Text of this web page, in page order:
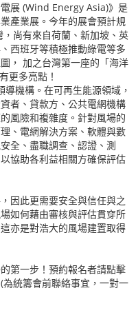
展 (Wind Energy Asia)》是
產業展。今年的展會預計規
尚有來自荷蘭、新加坡、英
西班牙等積極推動綠電等多
， 加之台灣第一座的「海洋
更多亮點！
機構。在可再生能源領域，
者、貸款方、公共電網機構
風險和複雜度。針對風場的
、電網解決方案、軟體與數
全、盡職調查、認證、測
協助各利益相關方確保評估
因此更需要安全與信任與之
如何藉由審核與評估貫穿所
亦是對浩大的風場建置取得
第一步！預約報名者請點擊
(為統籌會前聯絡事宜，一對一